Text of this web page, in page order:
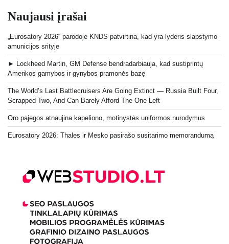
Naujausi įrašai
„Eurosatory 2026“ parodoje KNDS patvirtina, kad yra lyderis slapstymo
amunicijos srityje
► Lockheed Martin, GM Defense bendradarbiauja, kad sustiprintų
Amerikos gamybos ir gynybos pramonės bazę
The World’s Last Battlecruisers Are Going Extinct — Russia Built Four,
Scrapped Two, And Can Barely Afford The One Left
Oro pajėgos atnaujina kapeliono, motinystės uniformos nurodymus
Eurosatory 2026: Thales ir Mesko pasirašo susitarimo memorandumą